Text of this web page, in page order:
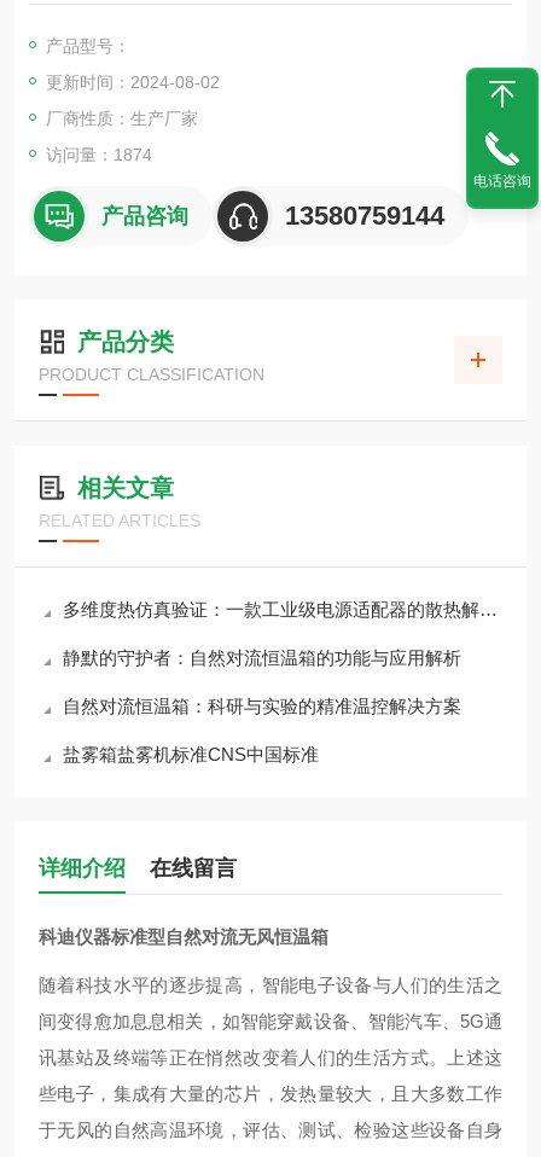
产品型号：
更新时间：2024-08-02
厂商性质：生产厂家
访问量：1874
产品咨询 13580759144
产品分类
PRODUCT CLASSIFICATION
相关文章
RELATED ARTICLES
多维度热仿真验证：一款工业级电源适配器的散热解决方案
静默的守护者：自然对流恒温箱的功能与应用解析
自然对流恒温箱：科研与实验的精准温控解决方案
盐雾箱盐雾机标准CNS中国标准
详细介绍 在线留言
科迪仪器标准型自然对流无风恒温箱
随着科技水平的逐步提高，智能电子设备与人们的生活之
间变得愈加息息相关，如智能穿戴设备、智能汽车、5G通
讯基站及终端等正在悄然改变着人们的生活方式。上述这
些电子，集成有大量的芯片，发热量较大，且大多数工作
于无风的自然高温环境，评估、测试、检验这些设备自身
电话咨询